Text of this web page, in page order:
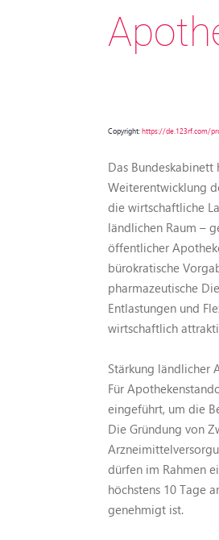
Copyright:https://de.123rf.com/
Das Bundeskabinett
Weiterentwicklung
die wirtschaftliche
ländlichen Raum –
öffentlicher
bürokratische
pharmazeutische
Entlastungen und
wirtschaftlich
Stärkung ländlicher
Für
eingeführt, um die
Die Gründung von
dürfen im Rahmen
höchstens 10 Tage
genehmigt ist.